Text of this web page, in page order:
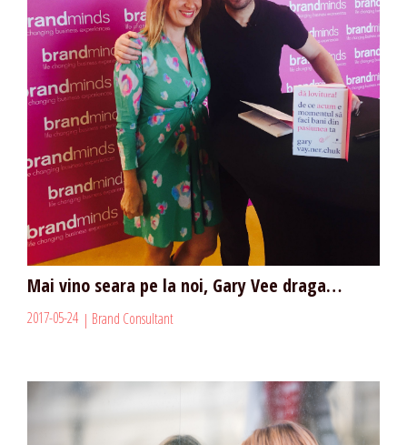
Mai vino seara pe la noi, Gary Vee draga…
2017-05-24 Brand Consultant